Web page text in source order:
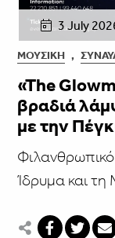
3 July
ΜΟΥΣΙΚΉ ,
«The
βραδιά
με την
Ίδρυμα και